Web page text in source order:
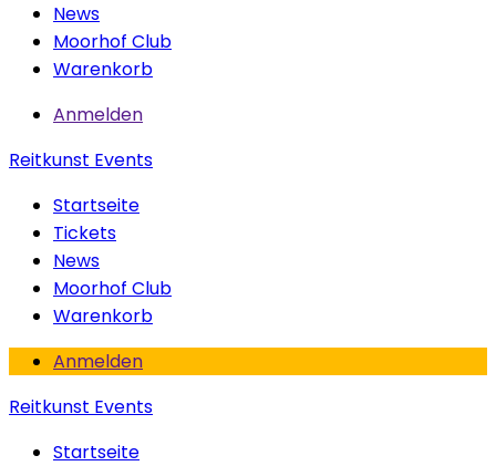
News
Moorhof Club
Warenkorb
Anmelden
Reitkunst Events
Startseite
Tickets
News
Moorhof Club
Warenkorb
Anmelden
Reitkunst Events
Startseite